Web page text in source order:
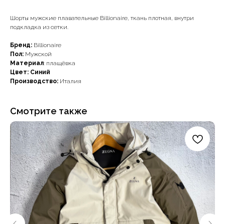
Шорты мужские плавательные Billionaire, ткань плотная, внутри
подкладка из сетки.
Бренд: Billionaire
Пол: Мужской
Материал: плащёвка
Цвет: Синий
Производство: Италия
Смотрите также
Наши примущества